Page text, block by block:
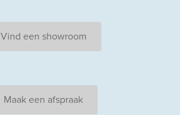
Vind een showroom
Maak een afspraak